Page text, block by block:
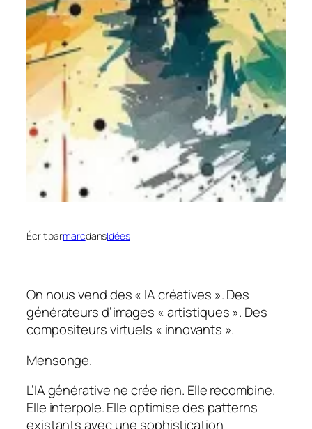
Écrit parmarcdansIdées
On nous vend des « IA créatives ». Des
générateurs d’images « artistiques ». Des
compositeurs virtuels « innovants ».
Mensonge.
L’IA générative ne crée rien. Elle recombine.
Elle interpole. Elle optimise des patterns
existants avec une sophistication